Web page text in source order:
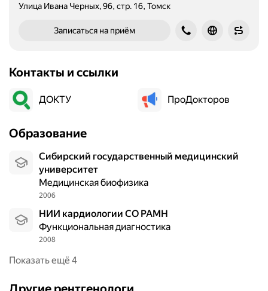
Улица Ивана Черных, 96, стр. 16, Томск
Записаться на приём
Контакты и ссылки
ДОКТУ ПроДокторов
Образование
Сибирский государственный медицинский
университет
Медицинская биофизика
2006
НИИ кардиологии СО РАМН
Функциональная диагностика
2008
Показать ещё 4